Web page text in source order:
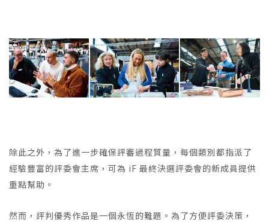
除此之外，為了進一步確保評審過程質量，每個類別都指派了
經驗豐富的評委會主席，可為 iF 最終決選評委會的新成員提供
重點幫助。
然而，評判優秀作品是一個永恆的難題。為了方便評委決策，